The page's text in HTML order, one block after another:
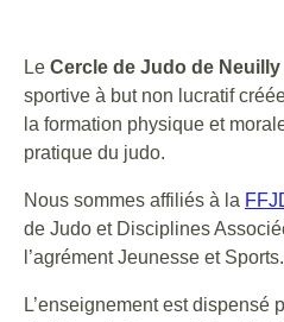
Le Cercle de Judo de Neuilly
sportive à but non lucratif
la formation physique et
pratique du judo.
Nous sommes affiliés à la
de Judo et Disciplines
l’agrément Jeunesse et Sports.
L’enseignement est dispensé